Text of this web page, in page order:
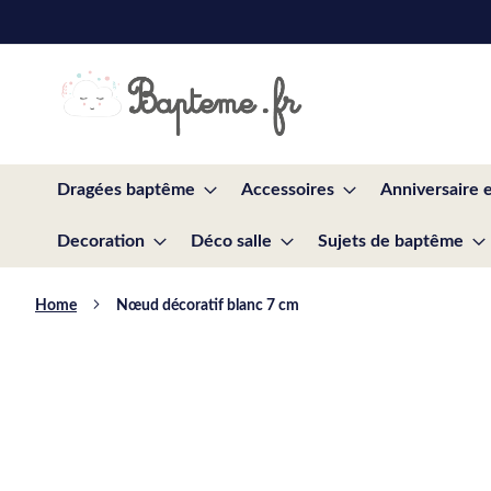
to
Dragées baptême Accessoires Anniversaire
Decoration Déco salle Sujets de baptême
Home Nœud décoratif blanc 7 cm